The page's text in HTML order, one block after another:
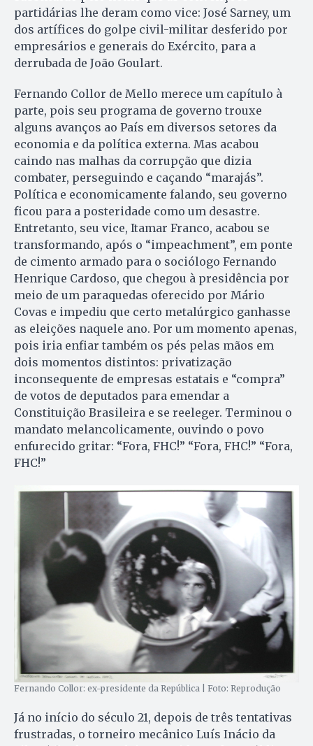
partidárias lhe deram como vice: José Sarney, um
dos artífices do golpe civil-militar desferido por
empresários e generais do Exército, para a
derrubada de João Goulart.
Fernando Collor de Mello merece um capítulo à
parte, pois seu programa de governo trouxe
alguns avanços ao País em diversos setores da
economia e da política externa. Mas acabou
caindo nas malhas da corrupção que dizia
combater, perseguindo e caçando “marajás”.
Política e economicamente falando, seu governo
ficou para a posteridade como um desastre.
Entretanto, seu vice, Itamar Franco, acabou se
transformando, após o “impeachment”, em ponte
de cimento armado para o sociólogo Fernando
Henrique Cardoso, que chegou à presidência por
meio de um paraquedas oferecido por Mário
Covas e impediu que certo metalúrgico ganhasse
as eleições naquele ano. Por um momento apenas,
pois iria enfiar também os pés pelas mãos em
dois momentos distintos: privatização
inconsequente de empresas estatais e “compra”
de votos de deputados para emendar a
Constituição Brasileira e se reeleger. Terminou o
mandato melancolicamente, ouvindo o povo
enfurecido gritar: “Fora, FHC!” “Fora, FHC!” “Fora,
FHC!”
Fernando Collor: ex-presidente da República | Foto: Reprodução
Já no início do século 21, depois de três tentativas
frustradas, o torneiro mecânico Luís Inácio da